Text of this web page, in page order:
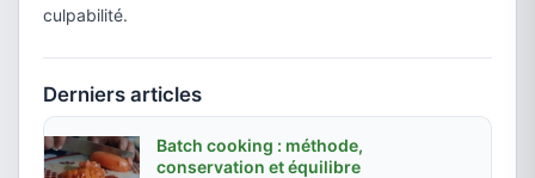
culpabilité.
Derniers articles
Batch cooking : méthode,
conservation et équilibre